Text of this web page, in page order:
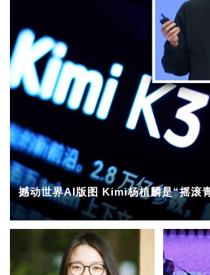
撼动世界AI版图 Kimi杨植麟是“摇滚